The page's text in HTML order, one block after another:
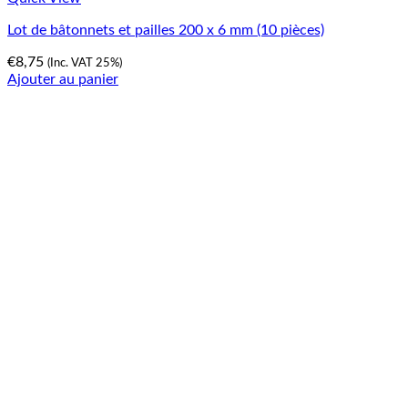
Lot de bâtonnets et pailles 200 x 6 mm (10 pièces)
€8,75 (Inc. VAT 25%)
Ajouter au panier